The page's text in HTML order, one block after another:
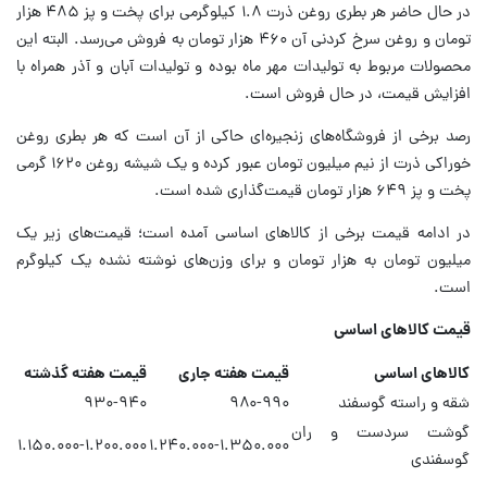
در حال حاضر هر بطری روغن ذرت ۱.۸ کیلوگرمی برای پخت و پز ۴۸۵ هزار
تومان و روغن سرخ کردنی آن ۴۶۰ هزار تومان به فروش می‌رسد. البته این
محصولات مربوط به تولیدات مهر ماه بوده و تولیدات آبان و آذر همراه با
افزایش قیمت، در حال فروش است.
رصد برخی از فروشگاه‌های زنجیره‌ای حاکی از آن است که هر بطری روغن
خوراکی ذرت از نیم میلیون تومان عبور کرده و یک شیشه روغن ۱۶۲۰ گرمی
پخت و پز ۶۴۹ هزار تومان قیمت‌گذاری شده است.
در ادامه قیمت برخی از کالاهای اساسی آمده است؛ قیمت‌های زیر یک
میلیون تومان به هزار تومان و برای وزن‌های نوشته نشده یک کیلوگرم
است.
قیمت کالاهای اساسی
کالاهای اساسی
قیمت هفته جاری
قیمت هفته گذشته
شقه و راسته گوسفند
۹۸۰-۹۹۰
۹۳۰-۹۴۰
گوشت سردست و ران
گوسفندی
۱.۲۴۰.۰۰۰-۱.۳۵۰.۰۰۰۱.۱۵۰.۰۰۰-۱.۲۰۰.۰۰۰